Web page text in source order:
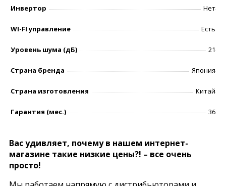
Инвертор Нет
WI-FI управление Есть
Уровень шумa (дБ) 21
Страна бренда Япония
Страна изготовления Китай
Гарантия (мес.) 36
Вас удивляет, почему в нашем интернет-
магазине такие низкие цены?! – все очень
просто!